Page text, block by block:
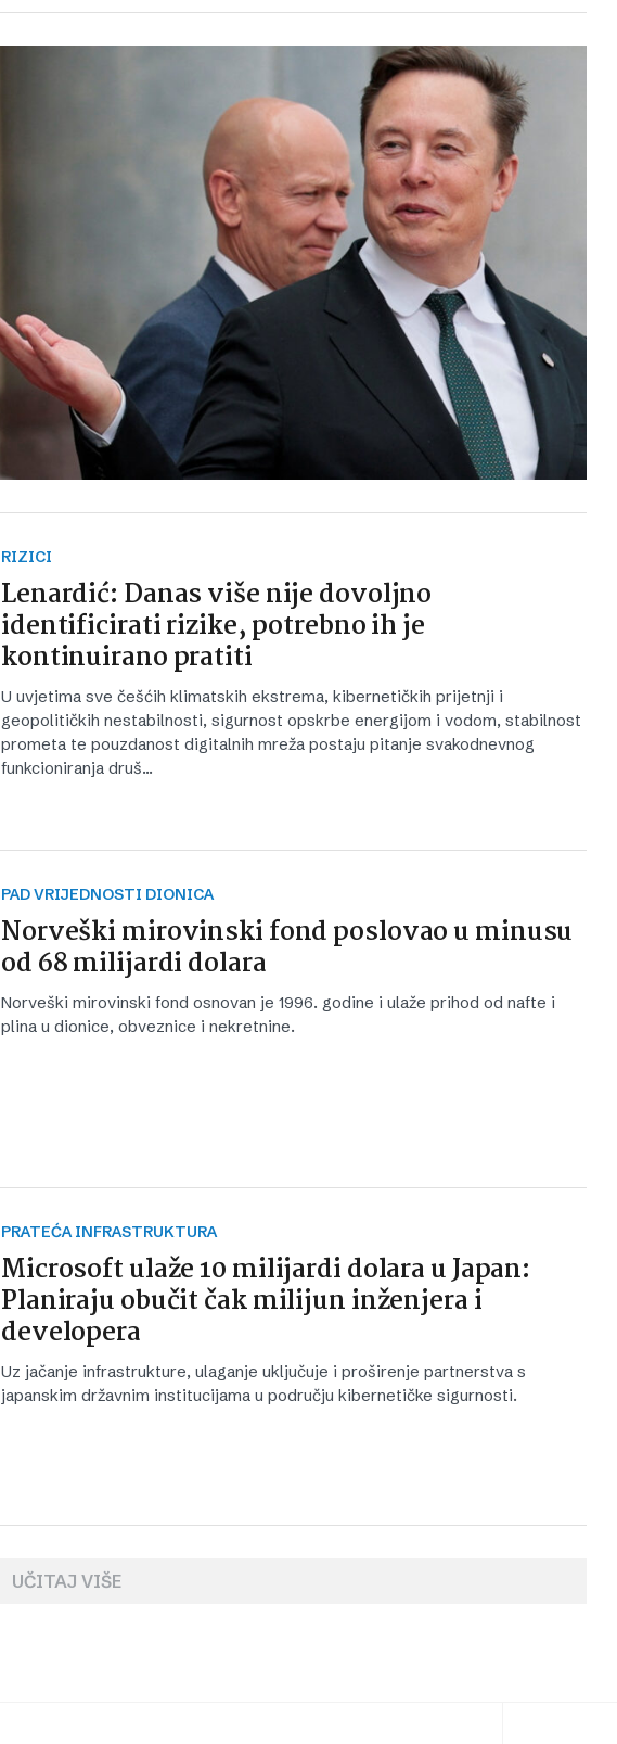
RIZICI
Lenardić: Danas više nije dovoljno
identificirati rizike, potrebno ih je
kontinuirano pratiti
U uvjetima sve češćih klimatskih ekstrema, kibernetičkih prijetnji i
geopolitičkih nestabilnosti, sigurnost opskrbe energijom i vodom, stabilnost
prometa te pouzdanost digitalnih mreža postaju pitanje svakodnevnog
funkcioniranja druš…
PAD VRIJEDNOSTI DIONICA
Norveški mirovinski fond poslovao u minusu
od 68 milijardi dolara
Norveški mirovinski fond osnovan je 1996. godine i ulaže prihod od nafte i
plina u dionice, obveznice i nekretnine.
PRATEĆA INFRASTRUKTURA
Microsoft ulaže 10 milijardi dolara u Japan:
Planiraju obučit čak milijun inženjera i
developera
Uz jačanje infrastrukture, ulaganje uključuje i proširenje partnerstva s
japanskim državnim institucijama u području kibernetičke sigurnosti.
UČITAJ VIŠE